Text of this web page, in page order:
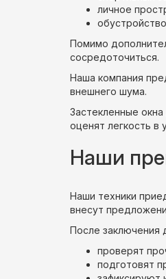
личное
Помимо
сосредоточиться.
Наша компания
внешнего шума.
Застекленные
оценят легкость
Наши
Наши техники
внесут
После заключения
проверят
подготовят